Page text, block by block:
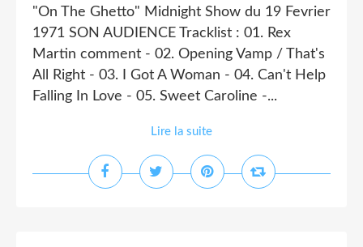
"On The Ghetto" Midnight Show du 19 Fevrier
1971 SON AUDIENCE Tracklist : 01. Rex
Martin comment - 02. Opening Vamp / That's
All Right - 03. I Got A Woman - 04. Can't Help
Falling In Love - 05. Sweet Caroline -...
Lire la suite